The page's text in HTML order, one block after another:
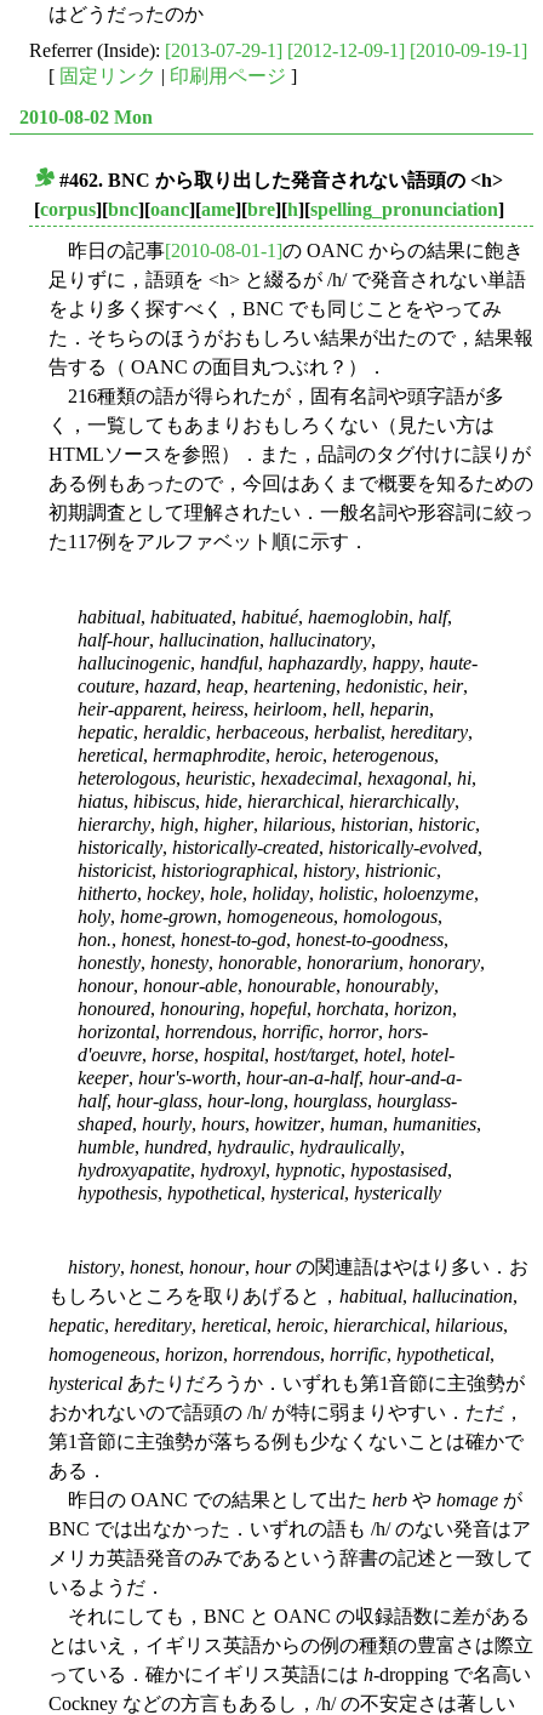
はどうだったのか
Referrer (Inside): [2013-07-29-1] [2012-12-09-1] [2010-09-19-1]
[ 固定リンク | 印刷用ページ ]
2010-08-02 Mon
#462. BNC から取り出した発音されない語頭の <h>
[corpus][bnc][oanc][ame][bre][h][spelling_pronunciation]
昨日の記事[2010-08-01-1]の OANC からの結果に飽き
足りずに，語頭を <h> と綴るが /h/ で発音されない単語
をより多く探すべく，BNC でも同じことをやってみ
た．そちらのほうがおもしろい結果が出たので，結果報
告する（ OANC の面目丸つぶれ？）．
216種類の語が得られたが，固有名詞や頭字語が多
く，一覧してもあまりおもしろくない（見たい方は
HTMLソースを参照）．また，品詞のタグ付けに誤りが
ある例もあったので，今回はあくまで概要を知るための
初期調査として理解されたい．一般名詞や形容詞に絞っ
た117例をアルファベット順に示す．
habitual, habituated, habitué, haemoglobin, half,
half-hour, hallucination, hallucinatory,
hallucinogenic, handful, haphazardly, happy, haute-
couture, hazard, heap, heartening, hedonistic, heir,
heir-apparent, heiress, heirloom, hell, heparin,
hepatic, heraldic, herbaceous, herbalist, hereditary,
heretical, hermaphrodite, heroic, heterogenous,
heterologous, heuristic, hexadecimal, hexagonal, hi,
hiatus, hibiscus, hide, hierarchical, hierarchically,
hierarchy, high, higher, hilarious, historian, historic,
historically, historically-created, historically-evolved,
historicist, historiographical, history, histrionic,
hitherto, hockey, hole, holiday, holistic, holoenzyme,
holy, home-grown, homogeneous, homologous,
hon., honest, honest-to-god, honest-to-goodness,
honestly, honesty, honorable, honorarium, honorary,
honour, honour-able, honourable, honourably,
honoured, honouring, hopeful, horchata, horizon,
horizontal, horrendous, horrific, horror, hors-
d'oeuvre, horse, hospital, host/target, hotel, hotel-
keeper, hour's-worth, hour-an-a-half, hour-and-a-
half, hour-glass, hour-long, hourglass, hourglass-
shaped, hourly, hours, howitzer, human, humanities,
humble, hundred, hydraulic, hydraulically,
hydroxyapatite, hydroxyl, hypnotic, hypostasised,
hypothesis, hypothetical, hysterical, hysterically
history, honest, honour, hourの関連語はやはり多い．お
もしろいところを取りあげると， habitual, hallucination,
hepatic, hereditary, heretical, heroic, hierarchical, hilarious,
homogeneous, horizon, horrendous, horrific, hypothetical,
hysterical あたりだろうか．いずれも第1音節に主強勢が
おかれないので語頭の /h/ が特に弱まりやすい．ただ，
第1音節に主強勢が落ちる例も少なくないことは確かで
ある．
昨日の OANC での結果として出た herb や homage が
BNC では出なかった．いずれの語も /h/ のない発音はア
メリカ英語発音のみであるという辞書の記述と一致して
いるようだ．
それにしても，BNC と OANC の収録語数に差がある
とはいえ，イギリス英語からの例の種類の豊富さは際立
っている．確かにイギリス英語には h-dropping で名高い
Cockney などの方言もあるし，/h/ の不安定さは著しい